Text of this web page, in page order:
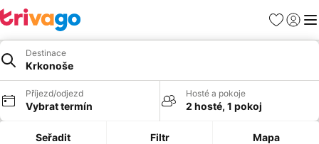
Oblíbené
Destinace
Krkonoše
Příjezd/odjezd
Vybrat termín
Hosté a pokoje
2 hosté, 1 pokoj
Seřadit Filtr Mapa